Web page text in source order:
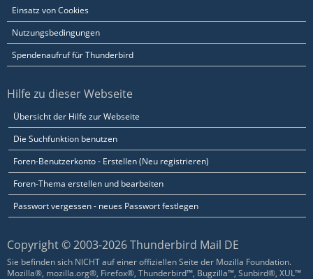
Einsatz von Cookies
Nutzungsbedingungen
Spendenaufruf für Thunderbird
Hilfe zu dieser Webseite
Übersicht der Hilfe zur Webseite
Die Suchfunktion benutzen
Foren-Benutzerkonto - Erstellen (Neu registrieren)
Foren-Thema erstellen und bearbeiten
Passwort vergessen - neues Passwort festlegen
Copyright © 2003-2026 Thunderbird Mail DE
Sie befinden sich NICHT auf einer offiziellen Seite der Mozilla Foundation.
Mozilla®, mozilla.org®, Firefox®, Thunderbird™, Bugzilla™, Sunbird®, XUL™